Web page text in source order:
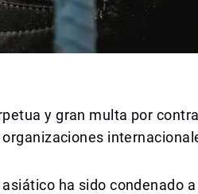
y gran multa por
organizaciones
ha sido condenado